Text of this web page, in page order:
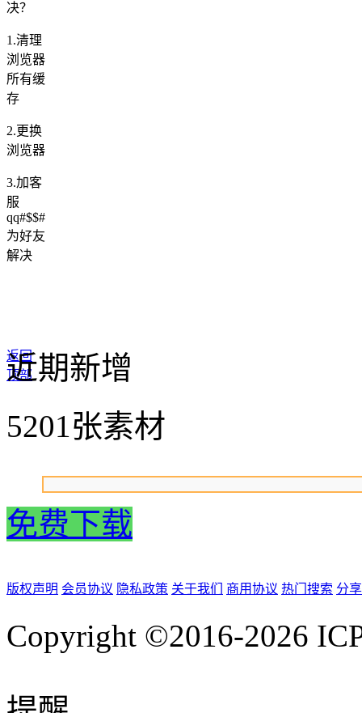
决？
1.清理
浏览器
所有缓
存
2.更换
浏览器
3.加客
服
qq#$$#
为好友
解决
返回
顶部
近期新增
5201张素材
免费下载
版权声明 会员协议 隐私政策 关于我们 商用协议 热门搜索 分
Copyright ©2016-2026